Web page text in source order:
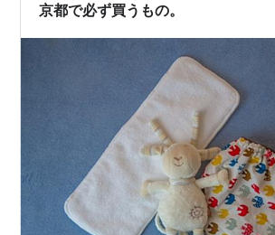
京都で必ず買うもの。